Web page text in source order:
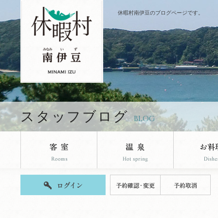
休暇村南伊豆のブログページです。
スタッフブログ BLOG